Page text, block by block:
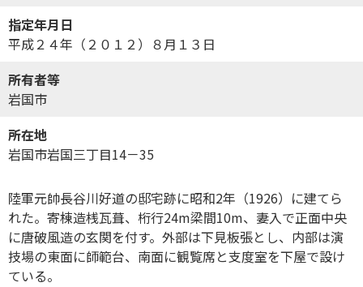
指定年月日
平成２４年（２０１２）８月１３日
所有者等
岩国市
所在地
岩国市岩国三丁目14－35
陸軍元帥長谷川好道の邸宅跡に昭和2年（1926）に建てら
れた。寄棟造桟瓦葺、桁行24m梁間10m、妻入で正面中央
に唐破風造の玄関を付す。外部は下見板張とし、内部は演
技場の東面に師範台、南面に観覧席と支度室を下屋で設け
ている。